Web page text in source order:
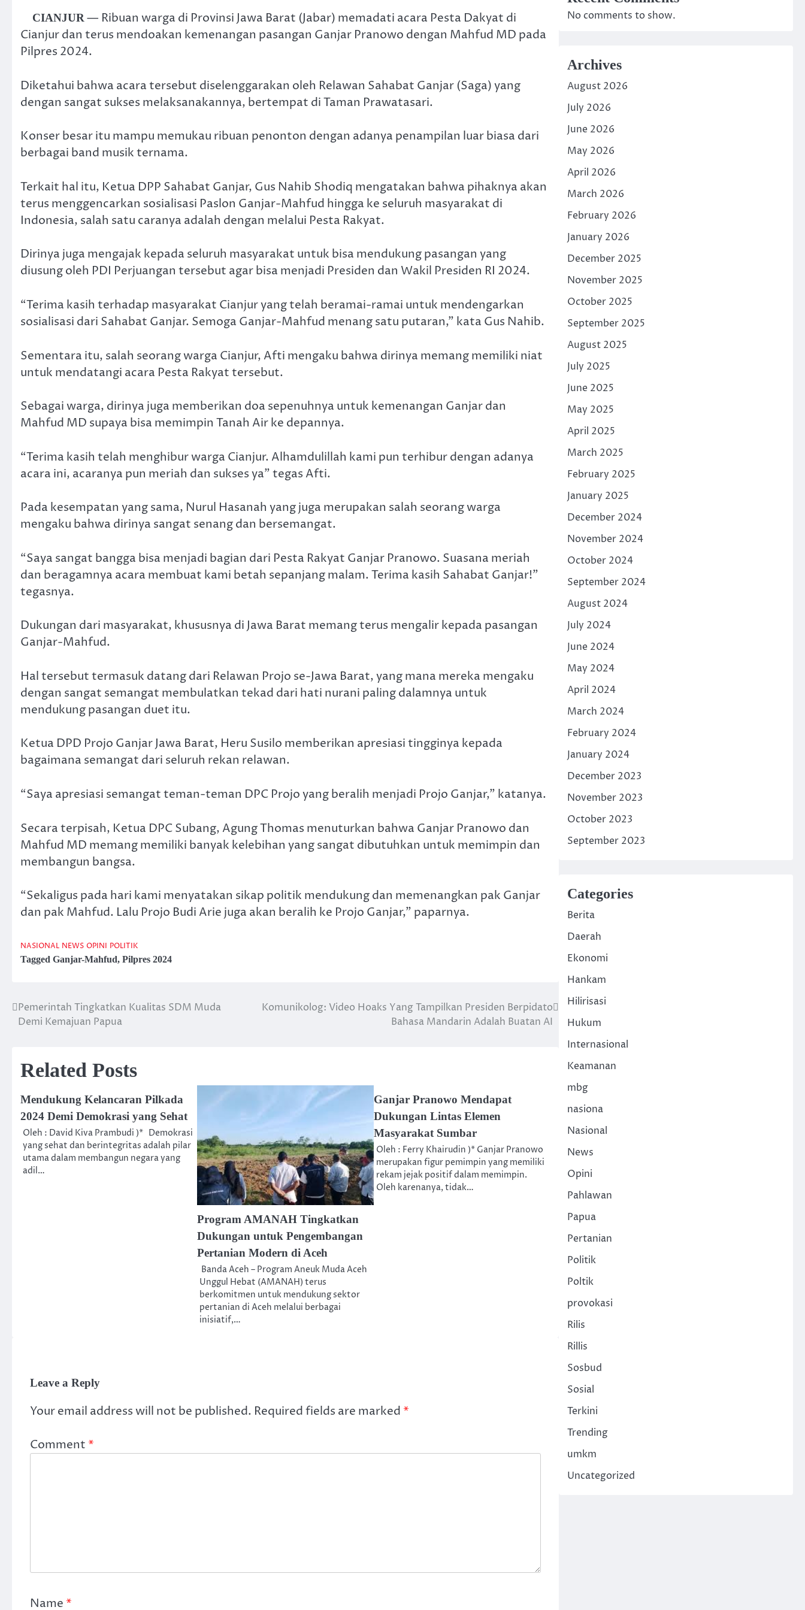
CIANJUR— Ribuan warga di Provinsi Jawa Barat (Jabar) memadati acara Pesta Dakyat di
Cianjur dan terus mendoakan kemenangan pasangan Ganjar Pranowo dengan Mahfud MD pada
Pilpres 2024.
Diketahui bahwa acara tersebut diselenggarakan oleh Relawan Sahabat Ganjar (Saga) yang
dengan sangat sukses melaksanakannya, bertempat di Taman Prawatasari.
Konser besar itu mampu memukau ribuan penonton dengan adanya penampilan luar biasa dari
berbagai band musik ternama.
Terkait hal itu, Ketua DPP Sahabat Ganjar, Gus Nahib Shodiq mengatakan bahwa pihaknya akan
terus menggencarkan sosialisasi Paslon Ganjar-Mahfud hingga ke seluruh masyarakat di
Indonesia, salah satu caranya adalah dengan melalui Pesta Rakyat.
Dirinya juga mengajak kepada seluruh masyarakat untuk bisa mendukung pasangan yang
diusung oleh PDI Perjuangan tersebut agar bisa menjadi Presiden dan Wakil Presiden RI 2024.
“Terima kasih terhadap masyarakat Cianjur yang telah beramai-ramai untuk mendengarkan
sosialisasi dari Sahabat Ganjar. Semoga Ganjar-Mahfud menang satu putaran,” kata Gus Nahib.
Sementara itu, salah seorang warga Cianjur, Afti mengaku bahwa dirinya memang memiliki niat
untuk mendatangi acara Pesta Rakyat tersebut.
Sebagai warga, dirinya juga memberikan doa sepenuhnya untuk kemenangan Ganjar dan
Mahfud MD supaya bisa memimpin Tanah Air ke depannya.
“Terima kasih telah menghibur warga Cianjur. Alhamdulillah kami pun terhibur dengan adanya
acara ini, acaranya pun meriah dan sukses ya” tegas Afti.
Pada kesempatan yang sama, Nurul Hasanah yang juga merupakan salah seorang warga
mengaku bahwa dirinya sangat senang dan bersemangat.
“Saya sangat bangga bisa menjadi bagian dari Pesta Rakyat Ganjar Pranowo. Suasana meriah
dan beragamnya acara membuat kami betah sepanjang malam. Terima kasih Sahabat Ganjar!”
tegasnya.
Dukungan dari masyarakat, khususnya di Jawa Barat memang terus mengalir kepada pasangan
Ganjar-Mahfud.
Hal tersebut termasuk datang dari Relawan Projo se-Jawa Barat, yang mana mereka mengaku
dengan sangat semangat membulatkan tekad dari hati nurani paling dalamnya untuk
mendukung pasangan duet itu.
Ketua DPD Projo Ganjar Jawa Barat, Heru Susilo memberikan apresiasi tingginya kepada
bagaimana semangat dari seluruh rekan relawan.
“Saya apresiasi semangat teman-teman DPC Projo yang beralih menjadi Projo Ganjar,” katanya.
Secara terpisah, Ketua DPC Subang, Agung Thomas menuturkan bahwa Ganjar Pranowo dan
Mahfud MD memang memiliki banyak kelebihan yang sangat dibutuhkan untuk memimpin dan
membangun bangsa.
“Sekaligus pada hari kami menyatakan sikap politik mendukung dan memenangkan pak Ganjar
dan pak Mahfud. Lalu Projo Budi Arie juga akan beralih ke Projo Ganjar,” paparnya.
NASIONAL NEWS OPINI POLITIK
Tagged Ganjar-Mahfud, Pilpres 2024
Post
navigation
Pemerintah Tingkatkan Kualitas SDM Muda
Demi Kemajuan Papua
Komunikolog: Video Hoaks Yang Tampilkan Presiden Berpidato
Bahasa Mandarin Adalah Buatan AI
Related Posts
Mendukung Kelancaran Pilkada
2024 Demi Demokrasi yang Sehat
Oleh : David Kiva Prambudi )* Demokrasi
yang sehat dan berintegritas adalah pilar
utama dalam membangun negara yang
adil…
Program AMANAH Tingkatkan
Dukungan untuk Pengembangan
Pertanian Modern di Aceh
Banda Aceh – Program Aneuk Muda Aceh
Unggul Hebat (AMANAH) terus
berkomitmen untuk mendukung sektor
pertanian di Aceh melalui berbagai
inisiatif,…
Ganjar Pranowo Mendapat
Dukungan Lintas Elemen
Masyarakat Sumbar
Oleh : Ferry Khairudin )* Ganjar Pranowo
merupakan figur pemimpin yang memiliki
rekam jejak positif dalam memimpin.
Oleh karenanya, tidak…
Leave a Reply
Your email address will not be published. Required fields are marked *
Comment *
Name *
No comments to show.
Archives
August 2026
July 2026
June 2026
May 2026
April 2026
March 2026
February 2026
January 2026
December 2025
November 2025
October 2025
September 2025
August 2025
July 2025
June 2025
May 2025
April 2025
March 2025
February 2025
January 2025
December 2024
November 2024
October 2024
September 2024
August 2024
July 2024
June 2024
May 2024
April 2024
March 2024
February 2024
January 2024
December 2023
November 2023
October 2023
September 2023
Categories
Berita
Daerah
Ekonomi
Hankam
Hilirisasi
Hukum
Internasional
Keamanan
mbg
nasiona
Nasional
News
Opini
Pahlawan
Papua
Pertanian
Politik
Poltik
provokasi
Rilis
Rillis
Sosbud
Sosial
Terkini
Trending
umkm
Uncategorized